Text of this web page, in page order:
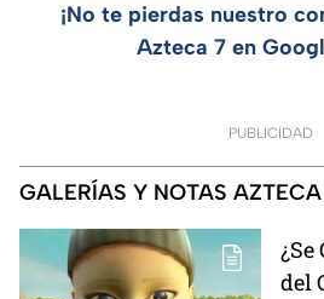
¡No te pierdas nuestro
Azteca 7 en
PUBLICIDAD
GALERÍAS Y NOTAS
¿Se
del